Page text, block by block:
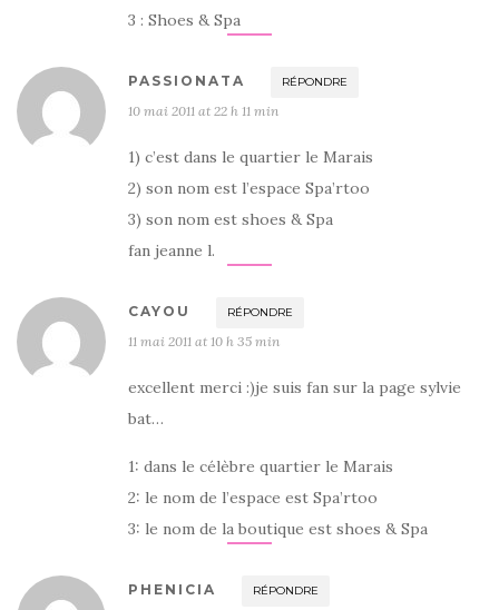
3 : Shoes & Spa
PASSIONATA RÉPONDRE
10 mai 2011 at 22 h 11 min
1) c’est dans le quartier le Marais
2) son nom est l’espace Spa’rtoo
3) son nom est shoes & Spa
fan jeanne l.
CAYOU RÉPONDRE
11 mai 2011 at 10 h 35 min
excellent merci :)je suis fan sur la page sylvie
bat…
1: dans le célèbre quartier le Marais
2: le nom de l’espace est Spa’rtoo
3: le nom de la boutique est shoes & Spa
PHENICIA RÉPONDRE